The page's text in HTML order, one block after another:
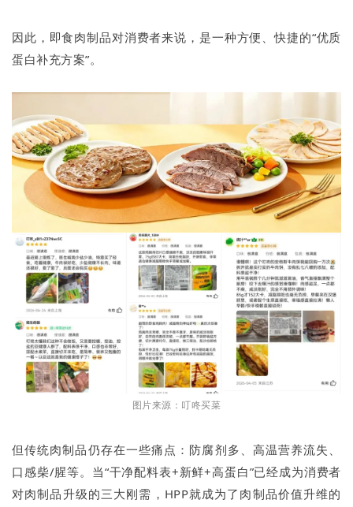
因此，即食肉制品对消费者来说，是一种方便、快捷的“优质
蛋白补充方案”。
图片来源：叮咚买菜
但传统肉制品仍存在一些痛点：防腐剂多、高温营养流失、
口感柴/腥等。当“干净配料表+新鲜+高蛋白”已经成为消费者
对肉制品升级的三大刚需，HPP就成为了肉制品价值升维的